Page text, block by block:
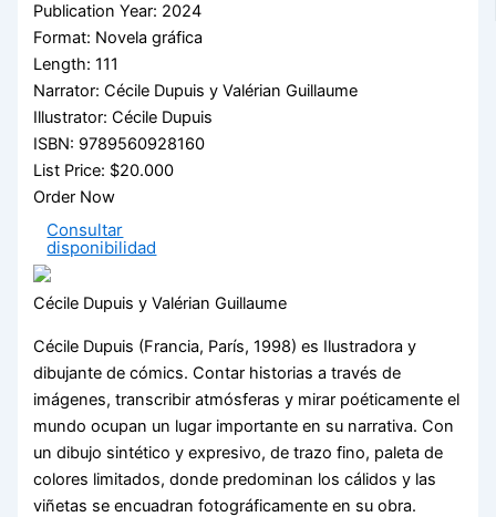
Publication Year: 2024
Format: Novela gráfica
Length: 111
Narrator: Cécile Dupuis y Valérian Guillaume
Illustrator: Cécile Dupuis
ISBN: 9789560928160
List Price: $20.000
Order Now
Consultar
disponibilidad
Cécile Dupuis y Valérian Guillaume
Cécile Dupuis (Francia, París, 1998) es Ilustradora y
dibujante de cómics. Contar historias a través de
imágenes, transcribir atmósferas y mirar poéticamente el
mundo ocupan un lugar importante en su narrativa. Con
un dibujo sintético y expresivo, de trazo fino, paleta de
colores limitados, donde predominan los cálidos y las
viñetas se encuadran fotográficamente en su obra.